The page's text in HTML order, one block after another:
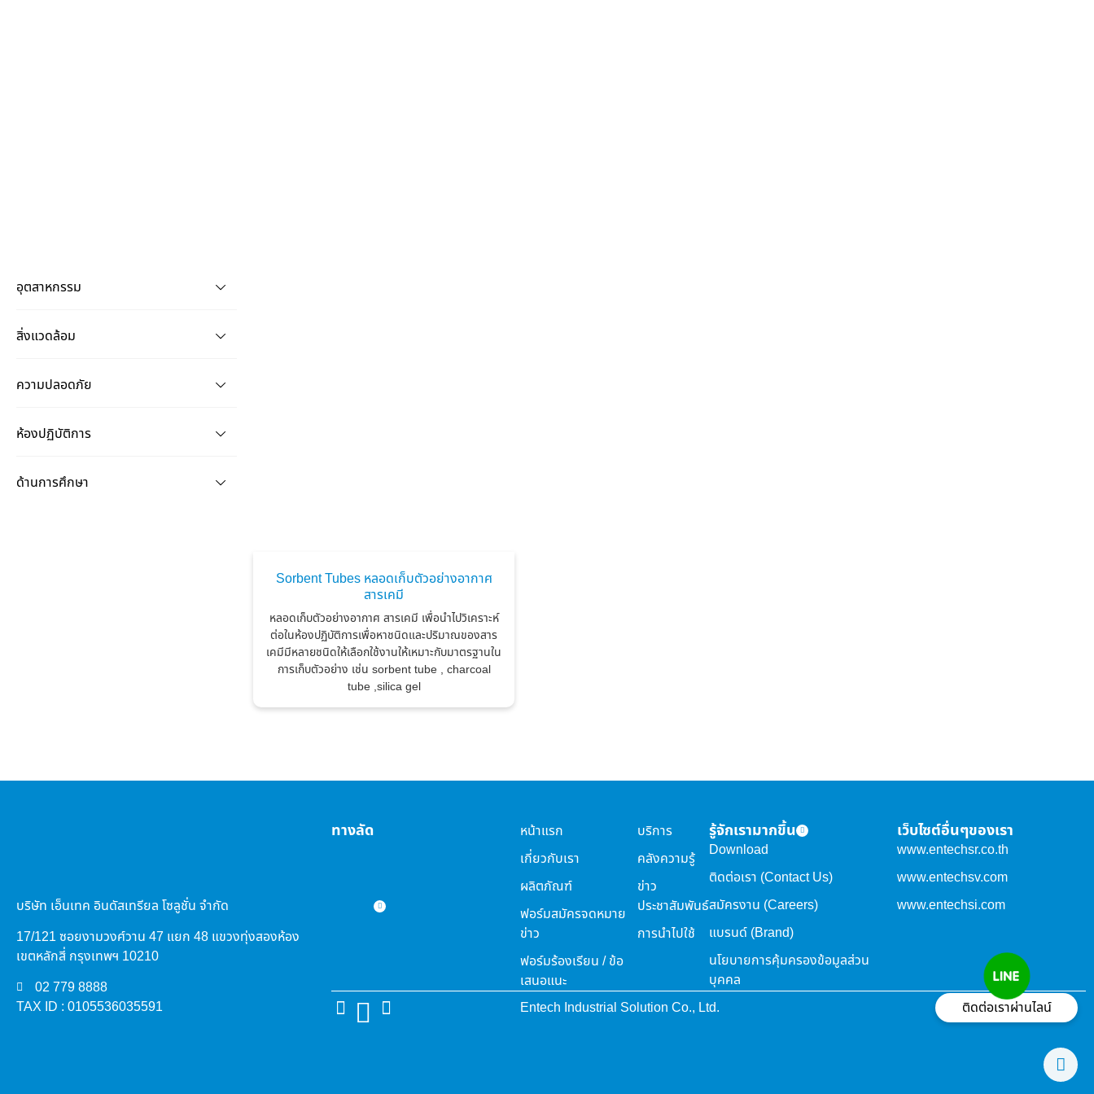
อุตสาหกรรม
สิ่งแวดล้อม
ความปลอดภัย
ห้องปฏิบัติการ
ด้านการศึกษา
Sorbent Tubes หลอดเก็บตัวอย่างอากาศ
สารเคมี
หลอดเก็บตัวอย่างอากาศ สารเคมี เพื่อนำไปวิเคราะห์
ต่อในห้องปฏิบัติการเพื่อหาชนิดและปริมาณของสาร
เคมีมีหลายชนิดให้เลือกใช้งานให้เหมาะกับมาตรฐานใน
การเก็บตัวอย่าง เช่น sorbent tube , charcoal
tube ,silica gel
บริษัท เอ็นเทค อินดัสเทรียล โซลูชั่น จำกัด
17/121 ซอยงามวงศ์วาน 47 แยก 48 แขวงทุ่งสองห้อง
เขตหลักสี่ กรุงเทพฯ 10210
02 779 8888
TAX ID : 0105536035591
ทางลัด
หน้าแรก
เกี่ยวกับเรา
ผลิตภัณฑ์
ฟอร์มสมัครจดหมาย
ข่าว
ฟอร์มร้องเรียน / ข้อ
เสนอแนะ
บริการ
คลังความรู้
ข่าว
ประชาสัมพันธ์
การนำไปใช้
รู้จักเรามากขึ้น
Download
ติดต่อเรา (Contact Us)
สมัครงาน (Careers)
แบรนด์ (Brand)
นโยบายการคุ้มครองข้อมูลส่วน
บุคคล
เว็บไซต์อื่นๆของเรา
www.entechsr.co.th
www.entechsv.com
www.entechsi.com
ติดต่อเราผ่านไลน์
Entech Industrial Solution Co., Ltd.